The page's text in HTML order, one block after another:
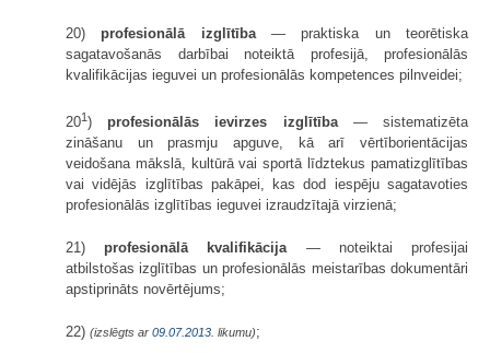
20) profesionālā izglītība— praktiska un teorētiska
sagatavošanās darbībai noteiktā profesijā, profesionālās
kvalifikācijas ieguvei un profesionālās kompetences pilnveidei;
201) profesionālās ievirzes izglītība— sistematizēta
zināšanu un prasmju apguve, kā arī vērtīborientācijas
veidošana mākslā, kultūrā vai sportā līdztekus pamatizglītības
vai vidējās izglītības pakāpei, kas dod iespēju sagatavoties
profesionālās izglītības ieguvei izraudzītajā virzienā;
21) profesionālā kvalifikācija— noteiktai profesijai
atbilstošas izglītības un profesionālās meistarības dokumentāri
apstiprināts novērtējums;
22) (izslēgts ar 09.07.2013 . likumu);